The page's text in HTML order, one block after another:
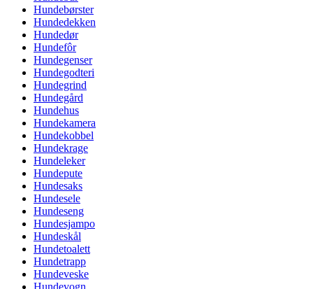
Hundebørster
Hundedekken
Hundedør
Hundefôr
Hundegenser
Hundegodteri
Hundegrind
Hundegård
Hundehus
Hundekamera
Hundekobbel
Hundekrage
Hundeleker
Hundepute
Hundesaks
Hundesele
Hundeseng
Hundesjampo
Hundeskål
Hundetoalett
Hundetrapp
Hundeveske
Hundevogn